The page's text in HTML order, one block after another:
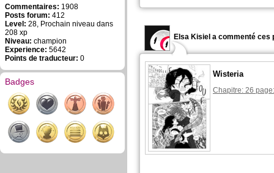
Commentaires: 1908
Posts forum: 412
Level: 28, Prochain niveau dans
208 xp
Niveau: champion
Experience: 5642
Points de traducteur: 0
Badges
Elsa Kisiel a commenté ces
Wisteria
Chapitre: 26